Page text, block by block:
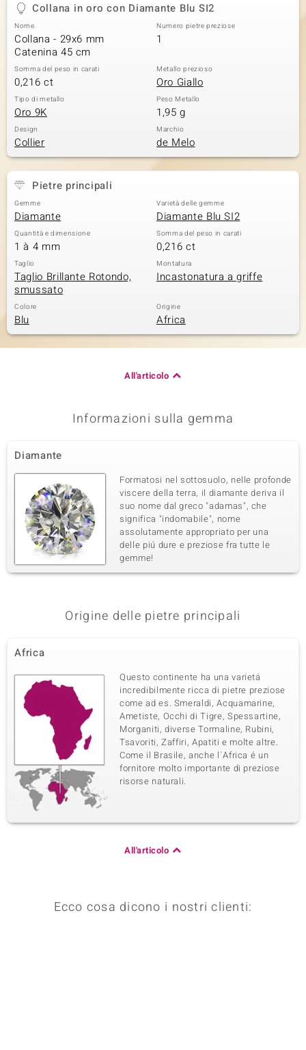
Classics
Collana in oro con Diamante Blu SI2
Nome
Collana - 29x6 mm
Catenina 45 cm
Numero pietre preziose
1
Somma del peso in carati
0,216 ct
Metallo prezioso
Oro Giallo
Tipo di metallo
Oro 9K
Peso Metallo
1,95 g
Design
Collier
Marchio
de Melo
Pietre principali
Gemme
Diamante
Varietà delle gemme
Diamante Blu SI2
Quantità e dimensione
1 à 4 mm
Somma del peso in carati
0,216 ct
Taglio
Taglio Brillante Rotondo,
smussato
Montatura
Incastonatura a griffe
Colore
Blu
Origine
Africa
All'articolo
Informazioni sulla gemma
Diamante
Formatosi nel sottosuolo, nelle profonde
viscere della terra, il diamante deriva il
suo nome dal greco "adamas", che
significa "indomabile", nome
assolutamente appropriato per una
delle piú dure e preziose fra tutte le
gemme!
Origine delle pietre principali
Africa
Questo continente ha una varietá
incredibilmente ricca di pietre preziose
come ad es. Smeraldi, Acquamarine,
Ametiste, Occhi di Tigre, Spessartine,
Morganiti, diverse Tormaline, Rubini,
Tsavoriti, Zaffiri, Apatiti e molte altre.
Come il Brasile, anche l´Africa é un
fornitore molto importante di preziose
risorse naturali.
All'articolo
Ecco cosa dicono i nostri clienti: